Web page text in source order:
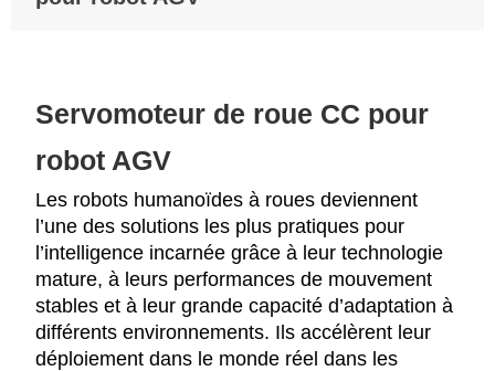
Servomoteur de roue CC pour
robot AGV
Les robots humanoïdes à roues deviennent
l’une des solutions les plus pratiques pour
l’intelligence incarnée grâce à leur technologie
mature, à leurs performances de mouvement
stables et à leur grande capacité d’adaptation à
différents environnements. Ils accélèrent leur
déploiement dans le monde réel dans les